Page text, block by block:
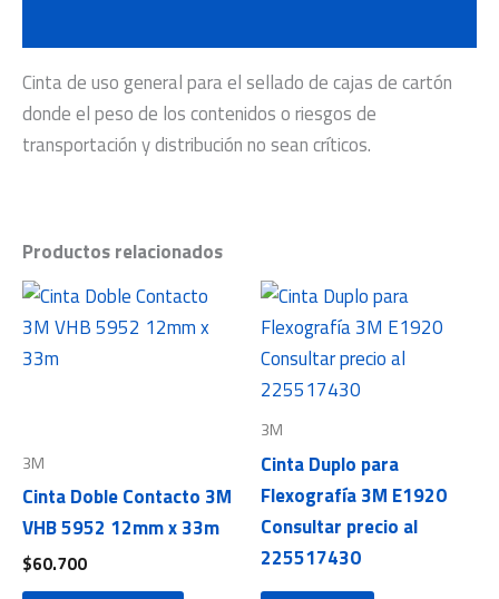
Cinta de uso general para el sellado de cajas de cartón
donde el peso de los contenidos o riesgos de
transportación y distribución no sean críticos.
Productos relacionados
3M
Cinta Doble Contacto 3M
VHB 5952 12mm x 33m
$60.700
3M
Cinta Duplo para
Flexografía 3M E1920
Consultar precio al
225517430